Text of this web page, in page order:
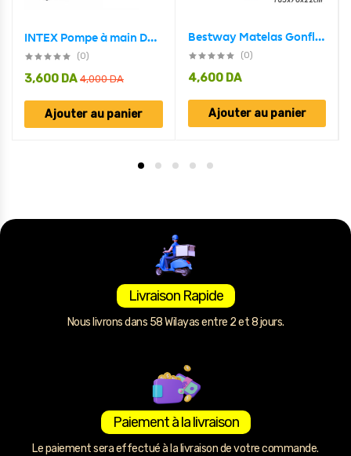
INTEX Pompe à main Double Quick III 48 cm- مضخة يدوية أصلية
(0)
4,000DA
3,600 DA
Ajouter au panier
Bestway Matelas Gonflable 185cm 76cm x 22cm 67000
(0)
4,600 DA
Ajouter au panier
Livraison Rapide
Nous livrons dans 58 Wilayas entre 2 et 8 jours.
Paiement à la livraison
Le paiement sera effectué à la livraison de votre commande.